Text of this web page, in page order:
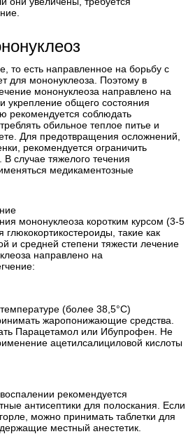
то есть направленное на борьбу с
для мононуклеоза. Поэтому в
мононуклеоза направлено на
укрепление общего состояния
рекомендуется соблюдать
обильное теплое питье и
Для предотвращения осложнений,
рекомендуется ограничить
В случае тяжелого течения
медикаментозные
мононуклеоза коротким курсом (3-5
глюкокортикостероиды, такие как
и средней степени тяжести лечение
направлено на
(более 38,5°C)
жаропонижающие средства.
Парацетамол или Ибупрофен. Не
ацетилсалициловой кислоты
рекомендуется
антисептики для полоскания. Если
можно принимать таблетки для
местный анестетик.